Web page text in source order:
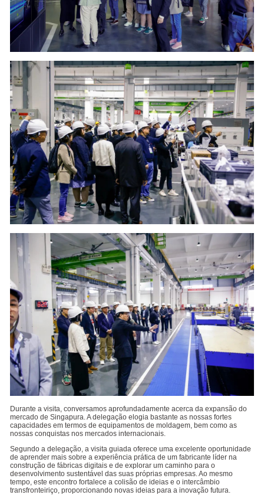
Durante a visita, conversamos aprofundadamente acerca da expansão do
mercado de Singapura. A delegação elogia bastante as nossas fortes
capacidades em termos de equipamentos de moldagem, bem como as
nossas conquistas nos mercados internacionais.
Segundo a delegação, a visita guiada oferece uma excelente oportunidade
de aprender mais sobre a experiência prática de um fabricante líder na
construção de fábricas digitais e de explorar um caminho para o
desenvolvimento sustentável das suas próprias empresas. Ao mesmo
tempo, este encontro fortalece a colisão de ideias e o intercâmbio
transfronteiriço, proporcionando novas ideias para a inovação futura.